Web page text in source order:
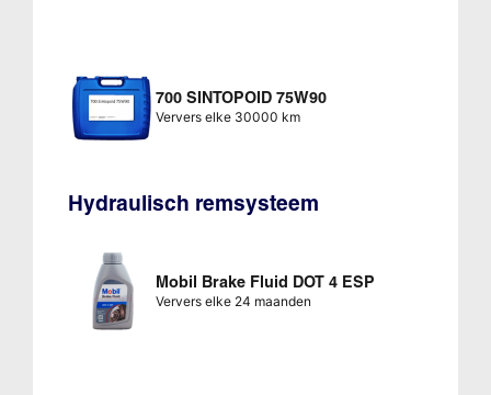
700 SINTOPOID 75W90
Ververs elke 30000 km
Hydraulisch remsysteem
Mobil Brake Fluid DOT 4 ESP
Ververs elke 24 maanden